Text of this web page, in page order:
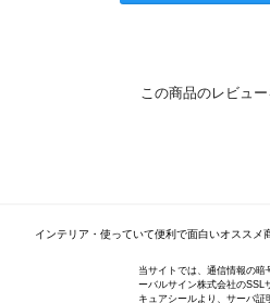
この商品のレビュ
インテリア・使っていて便利で面白いオススメ
当サイトでは、通信情報の
ーバルサイン株式会社のSSL
キュアシールより、サーバ証